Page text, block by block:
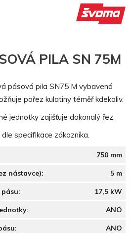
PILA SN 75M
pásová pila SN75 M vybavená
pořez kulatiny téměř kdekoliv.
jednotky zajišťuje dokonalý řez.
specifikace zákazníka.
750 mm
nástavce): 5 m
17,5 kW
ANO
ANO